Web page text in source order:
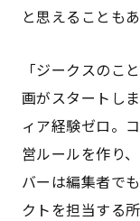
と思えることも
「ジークスのこ
画がスタートし
ィア経験ゼロ。
営ルールを作り
バーは編集者で
クトを担当する